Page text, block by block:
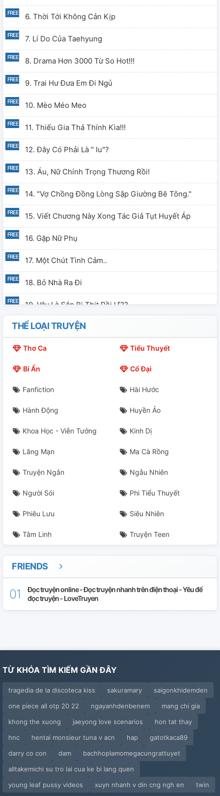
6. Thời Tới Không Cản Kịp
7. Lí Do Của Taehyung
8. Drama Hơn 3000 Từ So Hot!!!
9. Trai Hư Đưa Em Đi Ngủ
10. Mèo Méo Meo
11. Thiếu Gia Thả Thính Kìa!!!
12. Đây Có Phải Là " Iu"?
13. Áu, Nữ Chính Trọng Thương Rồi!
14. "Vợ Chồng Đồng Lòng Sập Giường Bê Tông."
15. Viết Chương Này Xong Tác Giả Tụt Huyết Áp
16. Gặp Nữ Phụ
17. Một Chút Tình Cảm..
18. Bỏ Nhà Ra Đi
19. Vậy Là Sắp Bị Thịt Rồi Ư??
20. ( 18 +) (1)
21. Hậu Động Phòng
22. Trường Học (1)
23. Trường Học (2)
24. Rời Xa Anh Là Bão Tố (1)
25. Gòy Xong, Lòi L** Triến Xĩ
Lưng
28. Ván Bài Định Mệnh
29. Những Mẩu Truyện Nhỏ Nhân Văn Và Đáng Yêu <3
30. Chap Này Tác Giả Viết Trong Vô Thức
32. Xong Đời Kim Lousisi
34. Sóng Gió Ở Ngoài Biển
35. Chắc Đây Là Duyên Phận
36. Người Trong Số Mệnh
38. Thương
39. Đi Theo Cốt Truyện
40. Lời Của Anh
THỂ LOẠI TRUYỆN
Thơ Ca Tiểu Thuyết
Bí Ẩn Cổ Đại
Fanfiction Hài Hước
Hành Động Huyền Ảo
Khoa Học - Viễn Tưởng Kinh Dị
Lãng Mạn Ma Cà Rồng
Truyện Ngắn Ngẫu Nhiên
Người Sói Phi Tiểu Thuyết
Phiêu Lưu Siêu Nhiên
Tâm Linh Truyện Teen
FRIENDS
Đọc truyện online - Đọc truyện nhanh trên điện thoại - Yêu để
đọc truyện - LoveTruyen
TỪ KHÓA TÌM KIẾM GẦN ĐÂY
tragedia de la discoteca kiss sakuramary
saigonkhidemden
one piece all otp 20 22
ngayanhdenbenem
mang chi gia
khong the xuong
jaeyong love scenarios
hon tat thay
hnc
hentai monsieur tuna v acn hap
gatotkaca89
darry co con
dam
bachhoplamomegacungrattuyet
alltakemichi su tro lai cua ke bi lang quen
young leaf pussy videos
xuyn nhanh v din cng ngh en twin